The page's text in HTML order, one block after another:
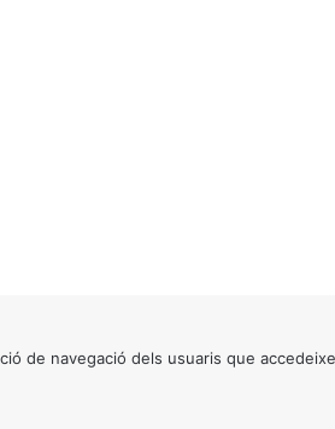
de navegació dels usuaris que